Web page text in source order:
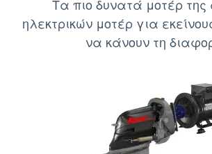
Τα πιο δυνατά μοτέρ
ηλεκτρικών μοτέρ για
να κάνουν τη